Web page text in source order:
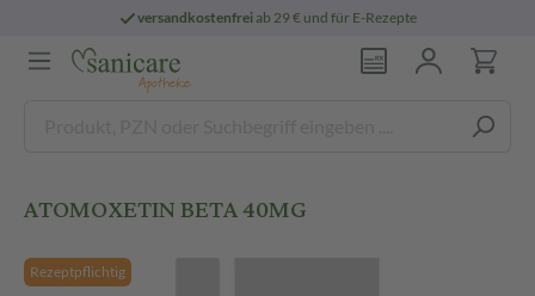
versandkostenfreiab 29 € und für E-Rezepte
ATOMOXETIN BETA 40MG
Rezeptpflichtig